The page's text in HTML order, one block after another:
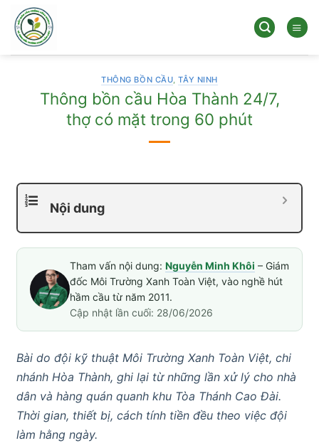
qua
dung
THÔNG BỒN CẦU,TÂY NINH
Thông bồn cầu Hòa Thành 24/7,
thợ có mặt trong 60 phút
Nội dung
Tham vấn nội dung: Nguyễn Minh Khôi – Giám
đốc Môi Trường Xanh Toàn Việt, vào nghề hút
hầm cầu từ năm 2011.
Cập nhật lần cuối: 28/06/2026
Bài do đội kỹ thuật Môi Trường Xanh Toàn Việt, chi
nhánh Hòa Thành, ghi lại từ những lần xử lý cho nhà
dân và hàng quán quanh khu Tòa Thánh Cao Đài.
Thời gian, thiết bị, cách tính tiền đều theo việc đội
làm hằng ngày.